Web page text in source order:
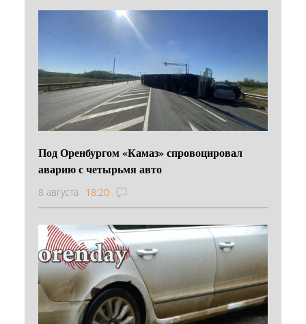
Под Оренбургом «Камаз» спровоцировал
аварию с четырьмя авто
8 августа 18:20